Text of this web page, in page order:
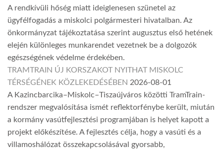
A rendkívüli hőség miatt ideiglenesen szünetel az
ügyfélfogadás a miskolci polgármesteri hivatalban. Az
önkormányzat tájékoztatása szerint augusztus első hetének
elején különleges munkarendet vezetnek be a dolgozók
egészségének védelme érdekében.
TRAMTRAIN ÚJ KORSZAKOT NYITHAT MISKOLC
TÉRSÉGÉNEK KÖZLEKEDÉSÉBEN 2026-08-01
A Kazincbarcika–Miskolc–Tiszaújváros közötti TramTrain-
rendszer megvalósítása ismét reflektorfénybe került, miután
a kormány vasútfejlesztési programjában is helyet kapott a
projekt előkészítése. A fejlesztés célja, hogy a vasúti és a
villamoshálózat összekapcsolásával gyorsabb,